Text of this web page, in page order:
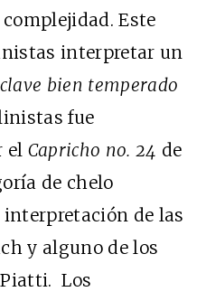
Este
interpretar un
bien temperado
fue
el Capricho no. 24 de
de chelo
de las
y alguno de los
Los